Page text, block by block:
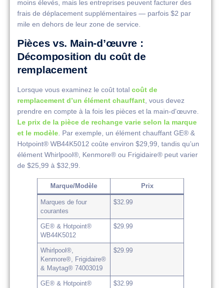
moins élevés, mais les entreprises peuvent facturer des
frais de déplacement supplémentaires — parfois $2 par
mile en dehors de leur zone de service.
Pièces vs. Main-d’œuvre :
Décomposition du coût de
remplacement
Lorsque vous examinez le coût total coût de
remplacement d’un élément chauffant, vous devez
prendre en compte à la fois les pièces et la main-d'œuvre.
Le prix de la pièce de rechange varie selon la marque
et le modèle. Par exemple, un élément chauffant GE® &
Hotpoint® WB44K5012 coûte environ $29,99, tandis qu’un
élément Whirlpool®, Kenmore® ou Frigidaire® peut varier
de $25,99 à $32,99.
Marque/Modèle Prix
Marques de four
courantes
$32.99
GE® & Hotpoint®
WB44K5012
$29.99
Whirlpool®,
Kenmore®, Frigidaire®
& Maytag® 74003019
$29.99
GE® & Hotpoint®
$32.99